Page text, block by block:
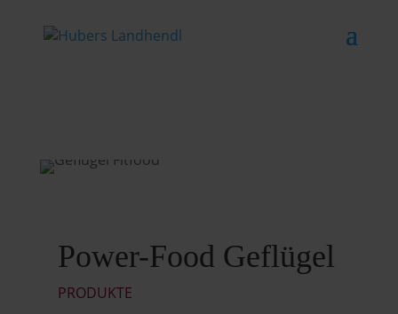
Power-Food Geflügel
PRODUKTE